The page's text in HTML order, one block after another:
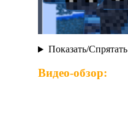
Показать/Спрятать
Видео-обзор: